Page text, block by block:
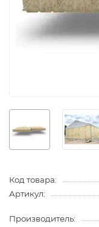
Код товара:
Артикул:
Производитель: